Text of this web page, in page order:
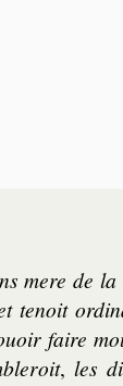
mere de
te­noit
faire
,les